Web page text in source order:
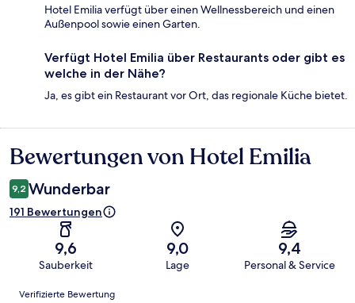
Hotel Emilia verfügt über einen Wellnessbereich und einen
Außenpool sowie einen Garten.
Verfügt Hotel Emilia über Restaurants oder gibt es
welche in der Nähe?
Ja, es gibt ein Restaurant vor Ort, das regionale Küche bietet.
Bewertungen
Bewertungen von Hotel Emilia
9,2 Wunderbar
191 Bewertungen
9,6
Sauberkeit
9,0
Lage
9,4
Personal & Service
Bewertungen
Verifizierte Bewertung